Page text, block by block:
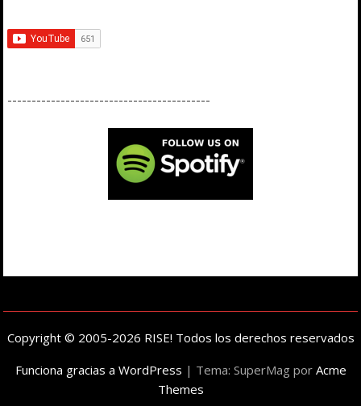
------------------------------------------
Copyright © 2005-2026 RISE! Todos los derechos reservados
Funciona gracias a WordPress | Tema: SuperMag por Acme
Themes